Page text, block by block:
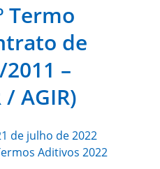
Termo
de
–
/ AGIR)
de julho de 2022
Aditivos 2022